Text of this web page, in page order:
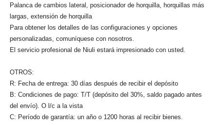
Aquí están los detalles de las configuraciones estándar:
Camión de carretilla elevadora diesel con capacidad de carga de 4,
000 kg